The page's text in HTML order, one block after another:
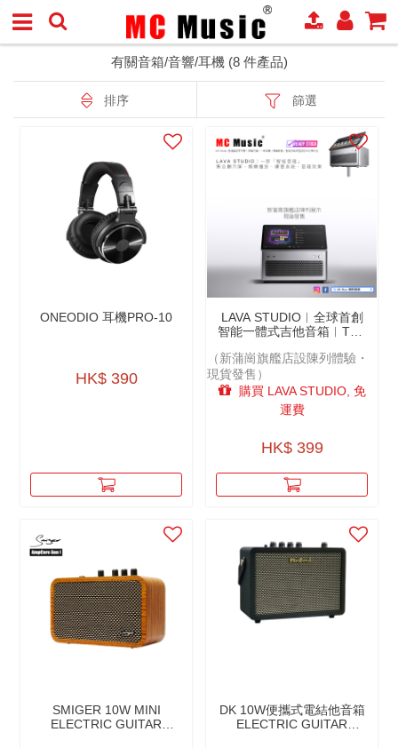
有關音箱/音響/耳機 (8 件產品)
排序 篩選
ONEODIO 耳機PRO-10
HK$ 390
LAVA STUDIO︱全球首創
智能一體式吉他音箱︱THE
ADVANCED AMP︱香港國
際版原裝行貨（免運費）
（新蒲崗旗艦店現貨發售）
（新蒲崗旗艦店設陳列體驗・
現貨發售）
購買 LAVA STUDIO, 免
運費
HK$ 399
SMIGER 10W MINI
ELECTRIC GUITAR
DK 10W便攜式電結他音箱
ELECTRIC GUITAR